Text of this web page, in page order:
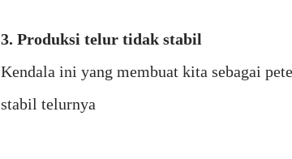
3. Produksi telur tidak stabil
Kendala ini yang membuat kita sebagai
stabil telurnya